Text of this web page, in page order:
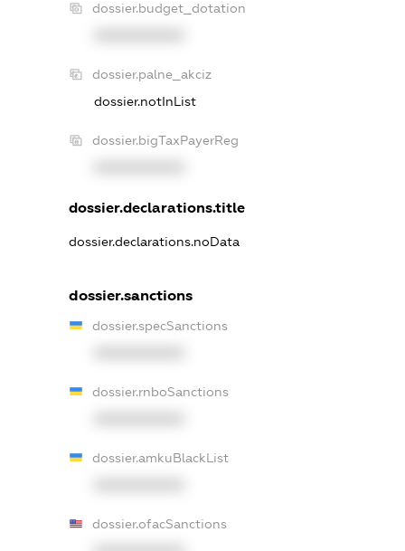
dossier.budget_dotation
dossier.palne_akciz
dossier.notInList
dossier.bigTaxPayerReg
dossier.declarations.title
dossier.declarations.noData
dossier.sanctions
dossier.specSanctions
dossier.rnboSanctions
dossier.amkuBlackList
dossier.ofacSanctions